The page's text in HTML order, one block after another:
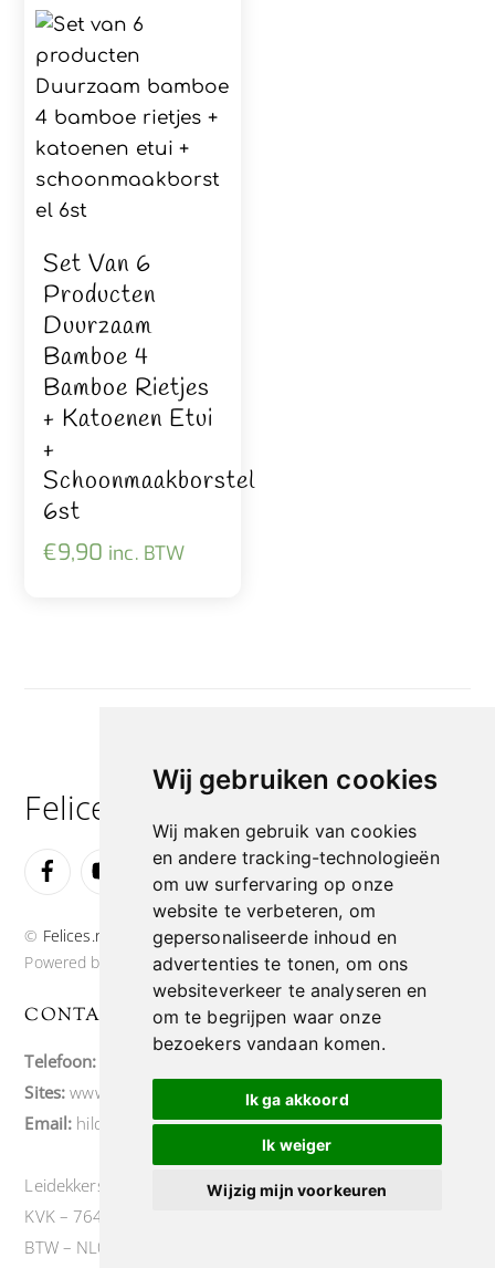
Wij gebruiken cookies
Wij maken gebruik van cookies
en andere tracking-technologieën
om uw surfervaring op onze
website te verbeteren, om
gepersonaliseerde inhoud en
advertenties te tonen, om ons
websiteverkeer te analyseren en
om te begrijpen waar onze
bezoekers vandaan komen.
Ik ga akkoord
Ik weiger
Wijzig mijn voorkeuren
Set Van 6
Producten
Duurzaam
Bamboe 4
Bamboe Rietjes
+ Katoenen Etui
+
Schoonmaakborstel
6st
€9,90 inc. BTW
Top
Felices.nl
Facebook YouTubeInstagram
© Felices.nl
Powered by
WordPress•Themify WordPress Themes
CONTACT
Telefoon:
Sites: www.felices.nl
Email: hildago73@outlook.com
Leidekkersstraat 6, te Veendam Felices.nl
KVK – 76419568
BTW – NL003082814B45